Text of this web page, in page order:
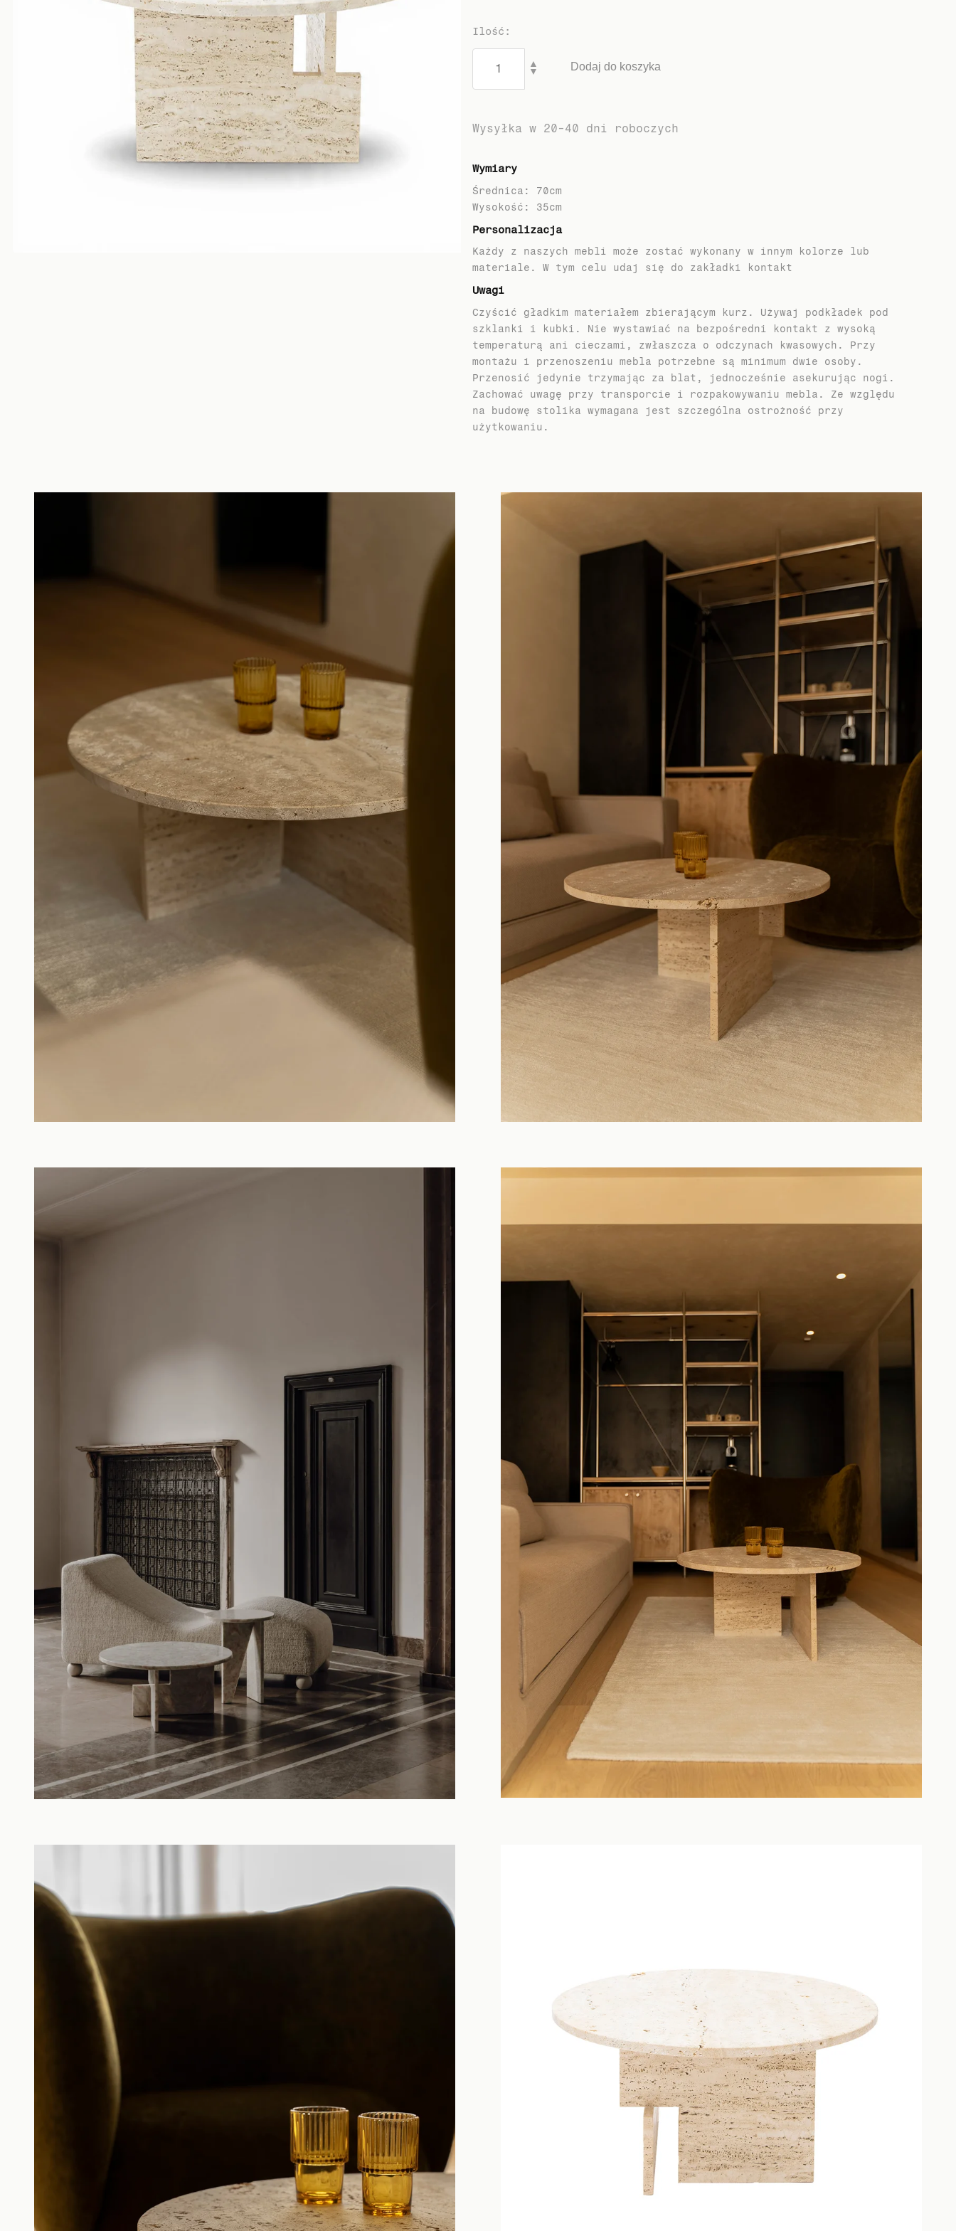
Ilość :
▲
▼ Dodaj do koszyka
Wysyłka w 20-40 dni roboczych
Wymiary
Średnica: 70cm
Personalizacja
Każdy z naszych mebli może zostać wykonany w innym kolorze lub
materiale. W tym celu udaj się do zakładki kontakt
Uwagi
Czyścić gładkim materiałem zbierającym kurz. Używaj podkładek pod
szklanki i kubki. Nie wystawiać na bezpośredni kontakt z wysoką
temperaturą ani cieczami, zwłaszcza o odczynach kwasowych. Przy
montażu i przenoszeniu mebla potrzebne są minimum dwie osoby.
Przenosić jedynie trzymając za blat, jednocześnie asekurując nogi.
Zachować uwagę przy transporcie i rozpakowywaniu mebla. Ze względu
na budowę stolika wymagana jest szczególna ostrożność przy
użytkowaniu.